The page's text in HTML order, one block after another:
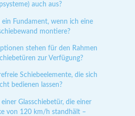
auch aus?
ein Fundament, wenn ich eine
montiere?
stehen für den Rahmen
zur Verfügung?
Schiebeelemente, die sich
bedienen lassen?
Glasschiebetür, die einer
von 120 km/h standhält –